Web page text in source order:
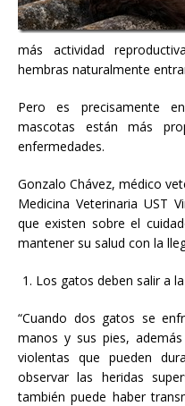
más actividad
hembras naturalmente
Pero es precisamente
mascotas están más
enfermedades.
Gonzalo Chávez, médico
Medicina Veterinaria UST
que existen sobre el
mantener su salud con la
Los gatos deben salir a
“Cuando dos gatos se
manos y sus pies,
violentas que pueden
observar las heridas
también puede haber